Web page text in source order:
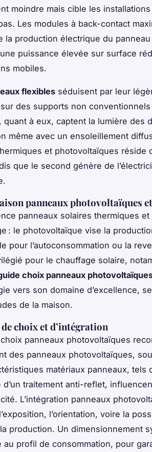
moindre mais cible les
Les modules à back-contact
la production électrique du
puissance élevée sur surface
mobiles.
flexibles séduisent par leur
des supports non
quant à eux, captent la lumière des
même avec un ensoleillement
et photovoltaïques réside
que le second génère de
panneaux photovoltaïques
panneaux solaires thermiques
: le photovoltaïque vise la
pour l’autoconsommation ou la
pour le chauffage solaire,
choix panneaux
vers son domaine d’excellence,
de la maison.
choix et d’intégration
panneaux photovoltaïques
des panneaux photovoltaïques,
matériaux panneaux, tels
d’un traitement anti-reflet,
L’intégration panneaux
l’orientation, voire la
production. Un dimensionnement
au profil de consommation, pour